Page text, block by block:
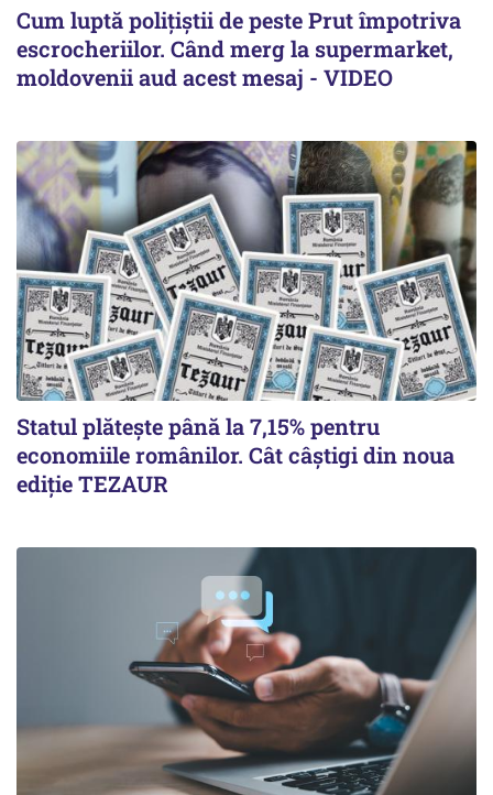
Cum luptă polițiștii de peste Prut împotriva
escrocheriilor. Când merg la supermarket,
moldovenii aud acest mesaj - VIDEO
Statul plătește până la 7,15% pentru
economiile românilor. Cât câștigi din noua
ediție TEZAUR